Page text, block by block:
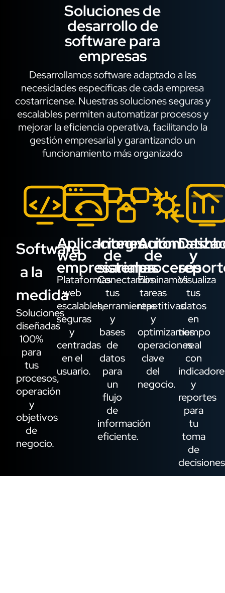
Soluciones de
desarrollo de
software para
empresas
Desarrollamos software adaptado a las
necesidades específicas de cada empresa
costarricense. Nuestras soluciones seguras y
escalables permiten automatizar procesos y
mejorar la eficiencia operativa, facilitando la
gestión empresarial y garantizando un
funcionamiento más organizado
Software
a la
medida
Soluciones
diseñadas
100%
para
tus
procesos,
operación
y
objetivos
de
negocio.
Aplicaciones
web
empresariales
Plataformas
web
escalables,
seguras
y
centradas
en el
usuario.
Integración
de
sistemas
Conectamos
tus
herramientas
y
bases
de
datos
para
un
flujo
de
información
eficiente.
de
procesos
Eliminamos
tareas
repetitivas
y
optimizamos
operaciones
clave
del
negocio.
y
Visualiza
tus
datos
en
tiempo
real
con
y
reportes
para
tu
toma
de